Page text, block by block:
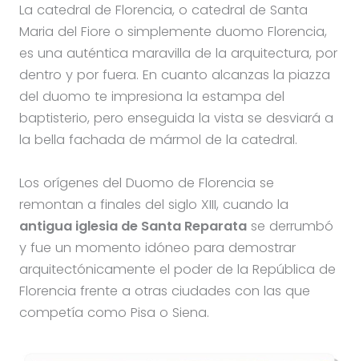
La catedral de Florencia, o catedral de Santa
Maria del Fiore o simplemente duomo Florencia,
es una auténtica maravilla de la arquitectura, por
dentro y por fuera. En cuanto alcanzas la piazza
del duomo te impresiona la estampa del
baptisterio, pero enseguida la vista se desviará a
la bella fachada de mármol de la catedral.
Los orígenes del Duomo de Florencia se
remontan a finales del siglo XIII, cuando la
antigua iglesia de Santa Reparatase derrumbó
y fue un momento idóneo para demostrar
arquitectónicamente el poder de la República de
Florencia frente a otras ciudades con las que
competía como Pisa o Siena.